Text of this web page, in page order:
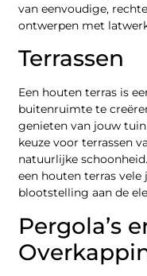
van eenvoudige,
ontwerpen met
Terrassen
Een houten terras is
buitenruimte te
genieten van jouw
keuze voor terrassen
natuurlijke
een houten terras vele
blootstelling aan de
Pergola’s